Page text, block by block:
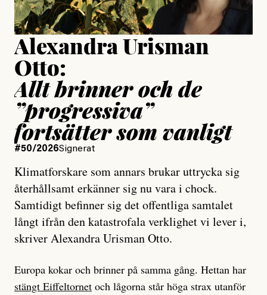
Uppdaterad15 July, 2026
Alexandra Urisman
Otto:
Allt brinner och de
”progressiva”
fortsätter som vanligt
#50/2026Signerat
Klimatforskare som annars brukar uttrycka sig
återhållsamt erkänner sig nu vara i chock.
Samtidigt befinner sig det offentliga samtalet
långt ifrån den katastrofala verklighet vi lever i,
skriver Alexandra Urisman Otto.
Europa kokar och brinner på samma gång. Hettan har
stängt Eiffeltornet och lågorna står höga strax utanför